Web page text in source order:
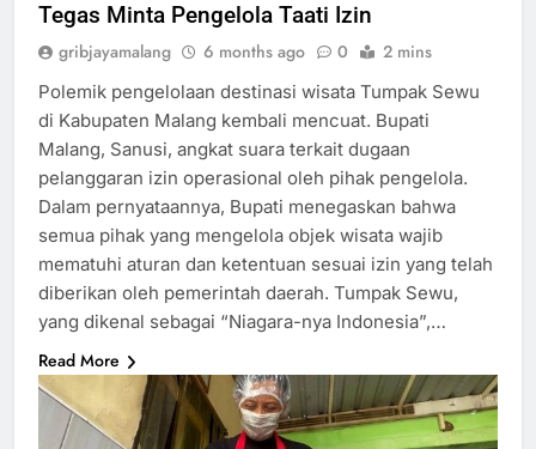
Tegas Minta Pengelola Taati Izin
gribjayamalang 6 months ago 0 2 mins
Polemik pengelolaan destinasi wisata Tumpak Sewu
di Kabupaten Malang kembali mencuat. Bupati
Malang, Sanusi, angkat suara terkait dugaan
pelanggaran izin operasional oleh pihak pengelola.
Dalam pernyataannya, Bupati menegaskan bahwa
semua pihak yang mengelola objek wisata wajib
mematuhi aturan dan ketentuan sesuai izin yang telah
diberikan oleh pemerintah daerah. Tumpak Sewu,
yang dikenal sebagai “Niagara-nya Indonesia”,…
Read More